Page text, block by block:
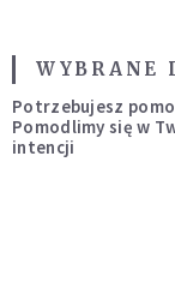
WYBRANE
Potrzebujesz
Pomodlimy się w
intencji